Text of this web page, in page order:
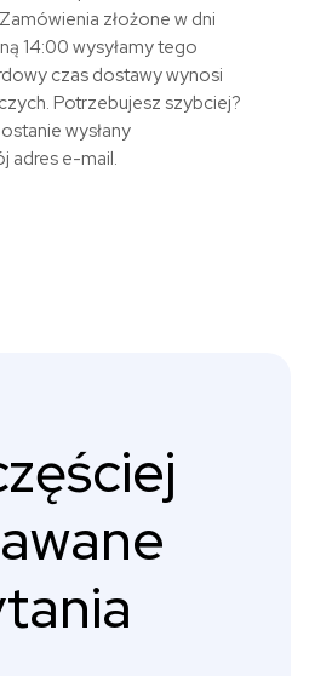
złożone w dni
14:00 wysyłamy tego
czas dostawy wynosi
Potrzebujesz szybciej?
wysłany
adres e-mail.